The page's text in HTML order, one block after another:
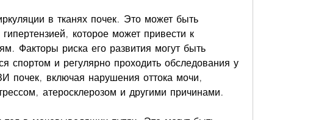
в тканях почек. Это может быть
которое может привести к
Факторы риска его развития могут быть
спортом и регулярно проходить обследования у
почек, включая нарушения оттока мочи,
атеросклерозом и другими причинами.